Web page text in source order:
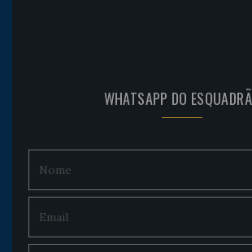
WHATSAPP DO